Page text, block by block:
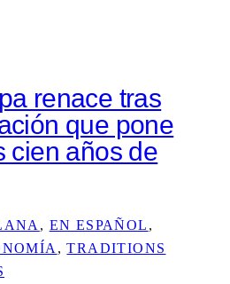
renace tras
que pone
cien años de
, EN ESPAÑOL
, TRADITIONS